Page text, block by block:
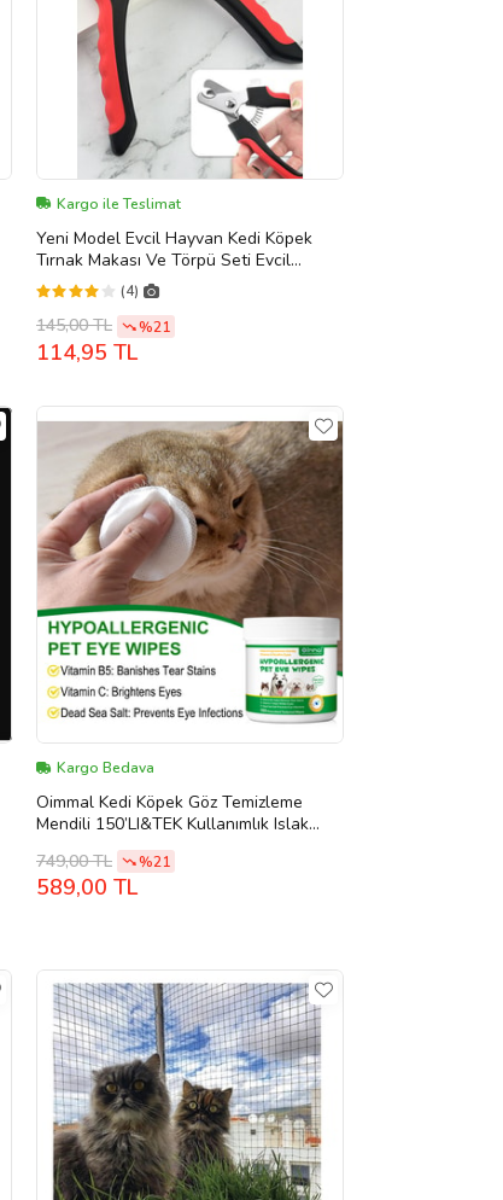
Kargo ile Teslimat
Yeni Model Evcil Hayvan Kedi Köpek
Tırnak Makası Ve Törpü Seti Evcil
Hayvan Tırnak Bakımı Set 1450
(4)
145,00 TL %21
114,95 TL
Kargo Bedava
Oimmal Kedi Köpek Göz Temizleme
Mendili 150’LI&TEK Kullanımlık Islak
Ped&göz Çapak Temizliği & Leke
Görünümünü Azaltmaya
Destek&hipoalerjenik
749,00 TL %21
589,00 TL